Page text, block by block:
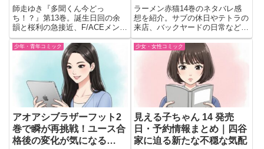
れの物語も進む注目巻
師走ゆき『多聞くん今どっ
ち！？』第13巻。誕生日回の余
韻と桜利の急接近、F/ACEメンバ
ーの日常も満載で恋模様が大きく
動く。
日常に癒やされる
ラーメン赤猫14巻のネタバレ感
想を紹介。サブの休日やテトラの
来店、バックヤードの日常など、
笑顔になれる見どころを読後の気
持ちそのままにまとめました。
少年・青年コミック
アオアシブラザーフット2
巻で瞬が再挑戦！ユース合
格後の変化が気になる…
少女・女性コミック
見える子ちゃん 14 発売
日・予約情報まとめ｜四谷
家に迫る新たな不穏な気配